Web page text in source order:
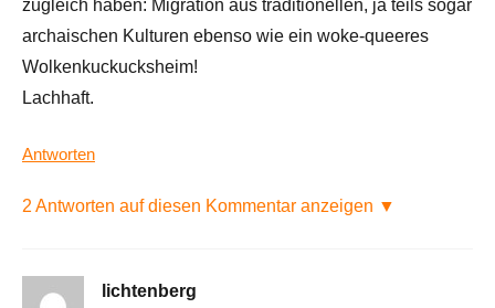
zugleich haben: Migration aus traditionellen, ja teils sogar
archaischen Kulturen ebenso wie ein woke-queeres
Wolkenkuckucksheim!
Lachhaft.
Antworten
2 Antworten auf diesen Kommentar anzeigen ▼
lichtenberg